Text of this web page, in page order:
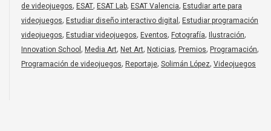
de videojuegos, ESAT, ESAT Lab, ESAT Valencia, Estudiar arte para
videojuegos, Estudiar diseño interactivo digital , Estudiar programación
videojuegos, Estudiar videojuegos, Eventos, Fotografía, Ilustración,
Innovation School , Media Art, Net Art, Noticias, Premios, Programación,
Programación de videojuegos, Reportaje, Solimán López, Videojuegos